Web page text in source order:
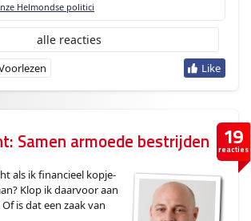
Helmondse politici
alle reacties
19
reacties
Samen armoede bestrijden
als ik financieel kopje-
Klop ik daarvoor aan
is dat een zaak van